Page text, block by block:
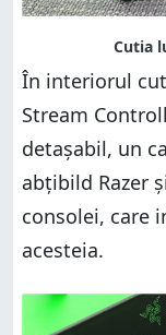
În interiorul
Stream
detașabil, un
abțibild Razer
consolei, care
acesteia.